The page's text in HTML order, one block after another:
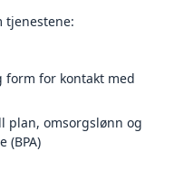
tjenestene:
form for kontakt med
plan, omsorgslønn og
(BPA)